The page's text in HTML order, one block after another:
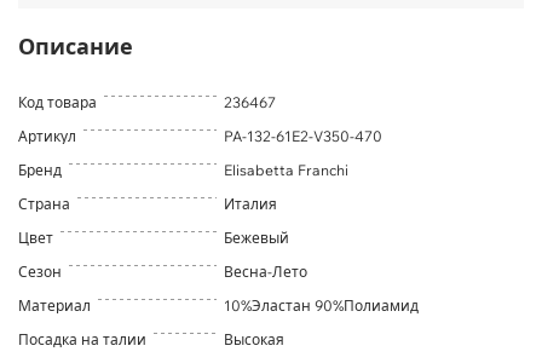
Описание
Код товара
236467
Артикул
PA-132-61E2-V350-470
Бренд
Elisabetta Franchi
Страна
Италия
Цвет
Бежевый
Сезон
Весна-Лето
Материал
10%Эластан 90%Полиамид
Посадка на талии
Высокая